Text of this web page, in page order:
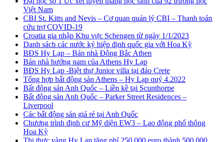
Việt Nam
CBI St. Kitts and Nevis – Cơ quan quản lý CBI – Thanh toán
cứu trợ COVID-19
Croatia gia nhập Khu vực Schengen từ ngày 1/1/2023
Danh sách các nước ký hiệp định quốc gia với Hoa Kỳ
BĐS Hy Lạp – Bán nhà Đông Bắc Athen
Bán nhà hướng nam của Athens Hy Lạp
BĐS Hy Lạp -Biệt thự Junior villa tại đảo Crete
Tổng hợp bất động sản Athens – Hy Lạp quý 4.2022
Bất động sản Anh Quốc – Liền kề tại Scunthorpe
Bất động sản Anh Quốc – Parker Street Residences –
Liverpool
Các bất động sản giá rẻ tại Anh Quốc
Chương trình định cư Mỹ diện EW3 – Lao động phổ thông
Hoa Kỳ
Thị thực vàng Hy Lạp tăng phí 250.000 euro thành 500.000